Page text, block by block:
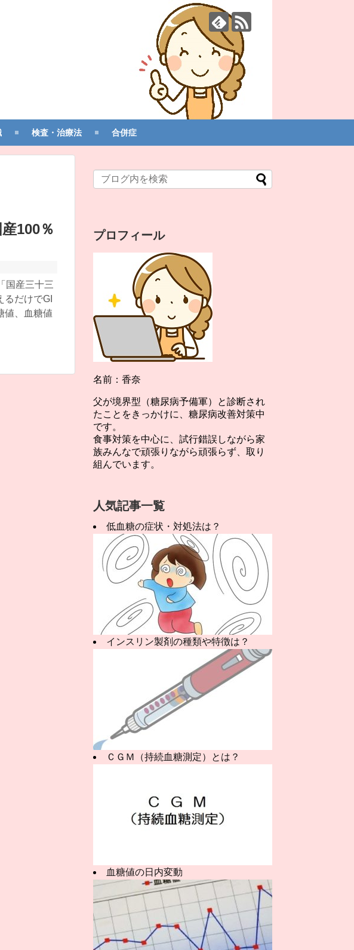
検査・治療法 合併症
100％
国産三十三
だけでGI
値、血糖値
プロフィール
名前：香奈
父が境界型（糖尿病予備軍）と診断され
たことをきっかけに、糖尿病改善対策中
です。
食事対策を中心に、試行錯誤しながら家
族みんなで頑張りながら頑張らず、取り
組んでいます。
人気記事一覧
低血糖の症状・対処法は？
インスリン製剤の種類や特徴は？
ＣＧＭ（持続血糖測定）とは？
血糖値の日内変動